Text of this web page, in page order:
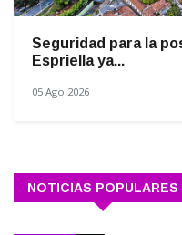
Seguridad para la
Espriella ya...
05 Ago 2026
NOTICIAS POPULARES